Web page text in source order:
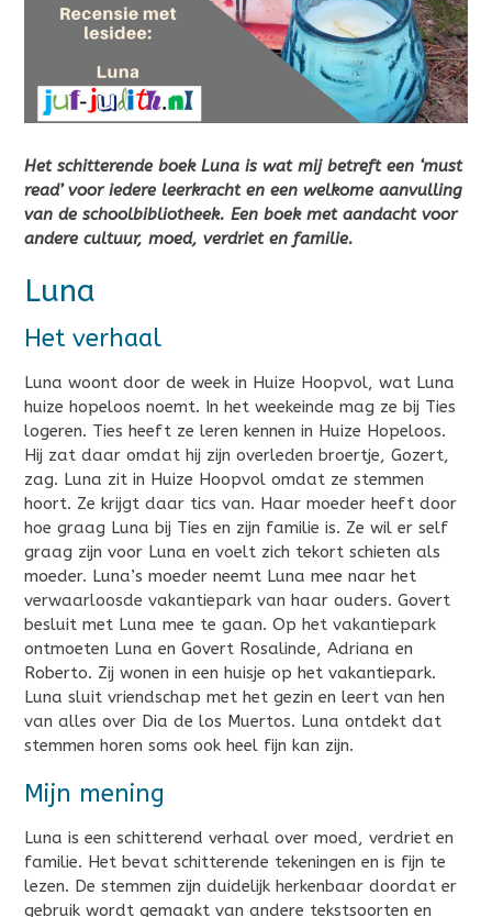
Het schitterende boek Luna is wat mij betreft een ‘must
read’ voor iedere leerkracht en een welkome aanvulling
van de schoolbibliotheek. Een boek met aandacht voor
andere cultuur, moed, verdriet en familie.
Luna
Het verhaal
Luna woont door de week in Huize Hoopvol, wat Luna
huize hopeloos noemt. In het weekeinde mag ze bij Ties
logeren. Ties heeft ze leren kennen in Huize Hopeloos.
Hij zat daar omdat hij zijn overleden broertje, Gozert,
zag. Luna zit in Huize Hoopvol omdat ze stemmen
hoort. Ze krijgt daar tics van. Haar moeder heeft door
hoe graag Luna bij Ties en zijn familie is. Ze wil er self
graag zijn voor Luna en voelt zich tekort schieten als
moeder. Luna’s moeder neemt Luna mee naar het
verwaarloosde vakantiepark van haar ouders. Govert
besluit met Luna mee te gaan. Op het vakantiepark
ontmoeten Luna en Govert Rosalinde, Adriana en
Roberto. Zij wonen in een huisje op het vakantiepark.
Luna sluit vriendschap met het gezin en leert van hen
van alles over Dia de los Muertos. Luna ontdekt dat
stemmen horen soms ook heel fijn kan zijn.
Mijn mening
Luna is een schitterend verhaal over moed, verdriet en
familie. Het bevat schitterende tekeningen en is fijn te
lezen. De stemmen zijn duidelijk herkenbaar doordat er
gebruik wordt gemaakt van andere tekstsoorten en